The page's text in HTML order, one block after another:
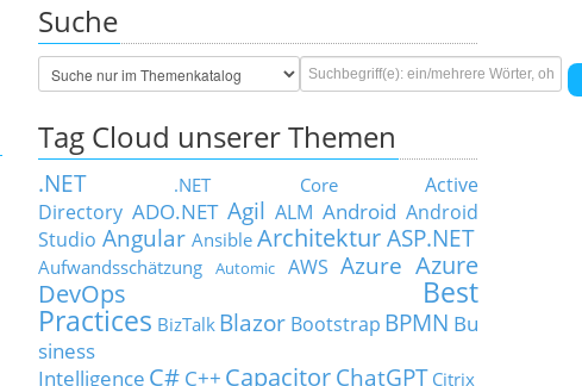
Suche
Tag Cloud unserer Themen
.NET .NET Core
Active
Directory ADO.NET Agil ALM Android Android
Studio Angular Ansible Architektur ASP.NET
Aufwandsschätzung Automic AWS Azure Azure
DevOps
Best
Practices BizTalk Blazor Bootstrap BPMN Bu
siness
Intelligence C# C++ Capacitor ChatGPT Citrix